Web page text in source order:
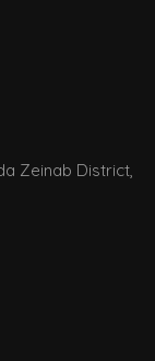
Zeinab District,